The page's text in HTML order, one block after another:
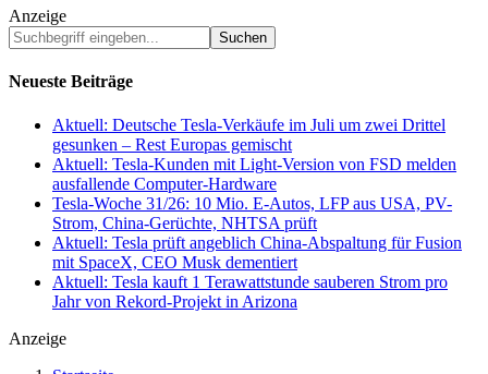
Anzeige
Suchbegriff
eingeben...
Neueste Beiträge
Aktuell: Deutsche Tesla-Verkäufe im Juli um zwei Drittel
gesunken – Rest Europas gemischt
Aktuell: Tesla-Kunden mit Light-Version von FSD melden
ausfallende Computer-Hardware
Tesla-Woche 31/26: 10 Mio. E-Autos, LFP aus USA, PV-
Strom, China-Gerüchte, NHTSA prüft
Aktuell: Tesla prüft angeblich China-Abspaltung für Fusion
mit SpaceX, CEO Musk dementiert
Aktuell: Tesla kauft 1 Terawattstunde sauberen Strom pro
Jahr von Rekord-Projekt in Arizona
Anzeige